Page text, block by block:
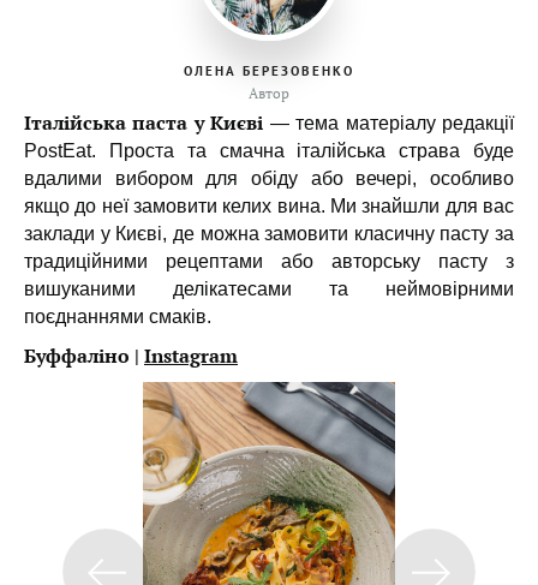
ОЛЕНА БЕРЕЗОВЕНКО
Автор
Італійська паста у Києві — тема матеріалу редакції
PostEat. Проста та смачна італійська страва буде
вдалими вибором для обіду або вечері, особливо
якщо до неї замовити келих вина. Ми знайшли для вас
заклади у Києві, де можна замовити класичну пасту за
традиційними рецептами або авторську пасту з
вишуканими делікатесами та неймовірними
поєднаннями смаків.
Буффаліно | Instagram